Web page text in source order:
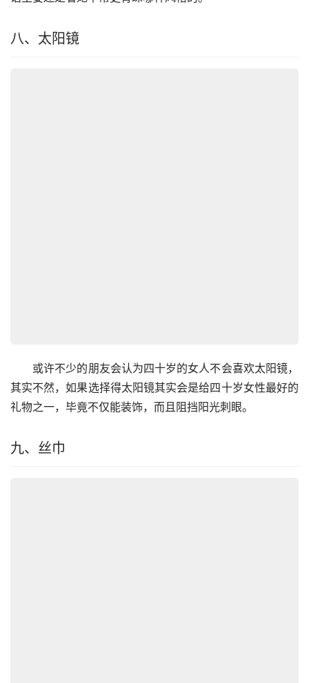
八、太阳镜
或许不少的朋友会认为四十岁的女人不会喜欢太阳镜，
其实不然，如果选择得太阳镜其实会是给四十岁女性最好的
礼物之一，毕竟不仅能装饰，而且阻挡阳光刺眼。
九、丝巾